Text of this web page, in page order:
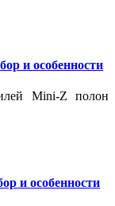
и особенности
Mini-Z полон
и особенности